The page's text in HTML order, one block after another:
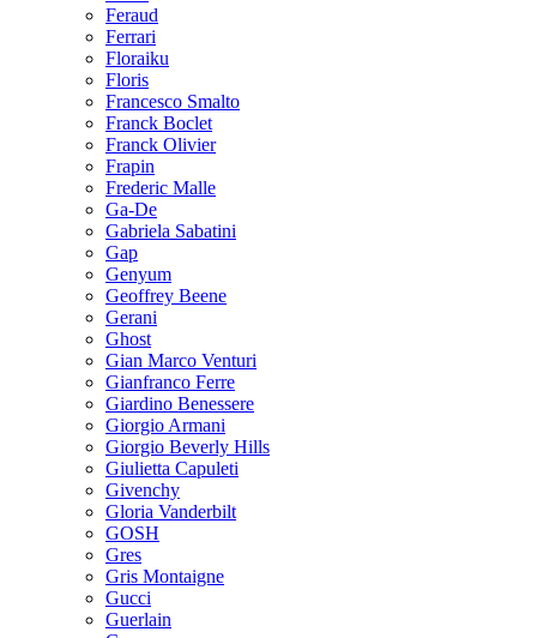
Feraud
Ferrari
Floraiku
Floris
Francesco Smalto
Franck Boclet
Franck Olivier
Frapin
Frederic Malle
Ga-De
Gabriela Sabatini
Gap
Genyum
Geoffrey Beene
Gerani
Ghost
Gian Marco Venturi
Gianfranco Ferre
Giardino Benessere
Giorgio Armani
Giorgio Beverly Hills
Giulietta Capuleti
Givenchy
Gloria Vanderbilt
GOSH
Gres
Gris Montaigne
Gucci
Guerlain